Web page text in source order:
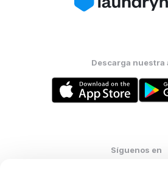
Descarga nuestra
Síguenos en